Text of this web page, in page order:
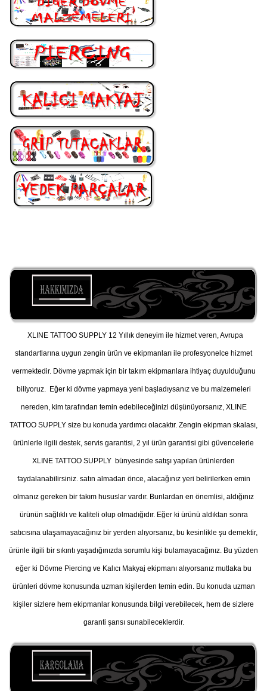
XLINE TATTOO SUPPLY 12 Yıllık deneyim ile hizmet veren, Avrupa
standartlarına uygun zengin ürün ve ekipmanları ile profesyonelce hizmet
vermektedir. Dövme yapmak için bir takım ekipmanlara ihtiyaç duyulduğunu
biliyoruz. Eğer ki dövme yapmaya yeni başladıysanız ve bu malzemeleri
nereden, kim tarafından temin edebileceğinizi düşünüyorsanız, XLINE
TATTOO SUPPLY size bu konuda yardımcı olacaktır. Zengin ekipman skalası,
ürünlerle ilgili destek, servis garantisi, 2 yıl ürün garantisi gibi güvencelerle
XLINE TATTOO SUPPLY bünyesinde satışı yapılan ürünlerden
faydalanabilirsiniz. satın almadan önce, alacağınız yeri belirilerken emin
olmanız gereken bir takım hususlar vardır. Bunlardan en önemlisi, aldığınız
ürünün sağlıklı ve kaliteli olup olmadığıdır. Eğer ki ürünü aldıktan sonra
satıcısına ulaşamayacağınız bir yerden alıyorsanız, bu kesinlikle şu demektir,
ürünle ilgili bir sıkıntı yaşadığınızda sorumlu kişi bulamayacağınız. Bu yüzden
eğer ki Dövme Piercing ve Kalıcı Makyaj ekipmanı alıyorsanız mutlaka bu
ürünleri dövme konusunda uzman kişilerden temin edin. Bu konuda uzman
kişiler sizlere hem ekipmanlar konusunda bilgi verebilecek, hem de sizlere
garanti şansı sunabileceklerdir.